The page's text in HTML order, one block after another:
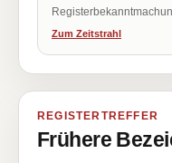
Zum Zeitstrahl
REGISTERTREFFER
Frühere